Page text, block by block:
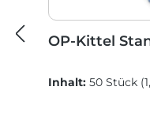
OP-Kittel
Inhalt: 50 Stück